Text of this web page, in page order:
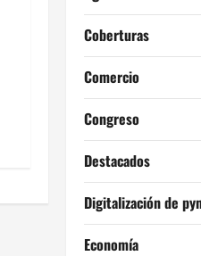
Coberturas
Comercio
Congreso
Destacados
Digitalización de
Economía